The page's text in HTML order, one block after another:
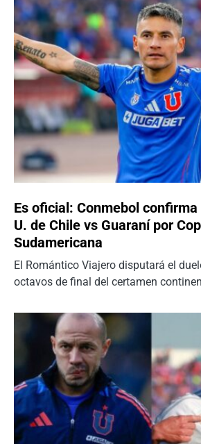
Es oficial: Conmebol
U. de Chile vs Guaraní por
Sudamericana
El Romántico Viajero disputará el
octavos de final del certamen